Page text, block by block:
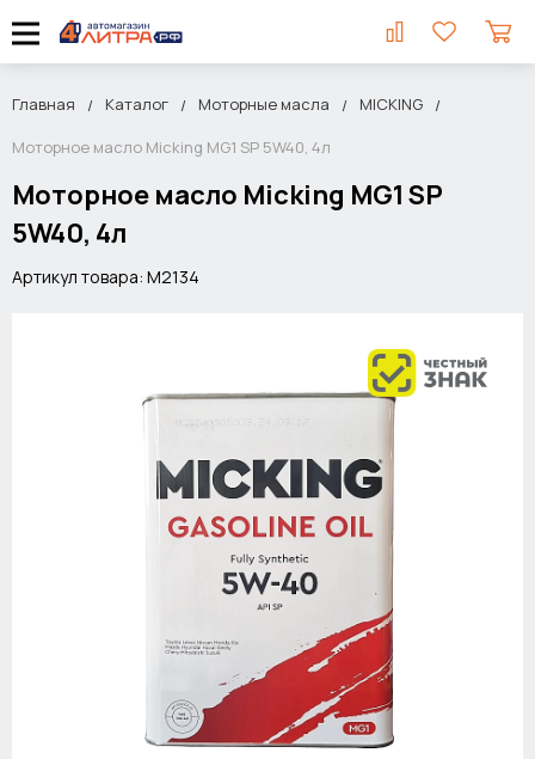
Главная Каталог Моторные масла
MICKING
Моторное масло Micking MG1 SP 5W40, 4л
Моторное масло Micking MG1 SP
5W40, 4л
Артикул товара: M2134